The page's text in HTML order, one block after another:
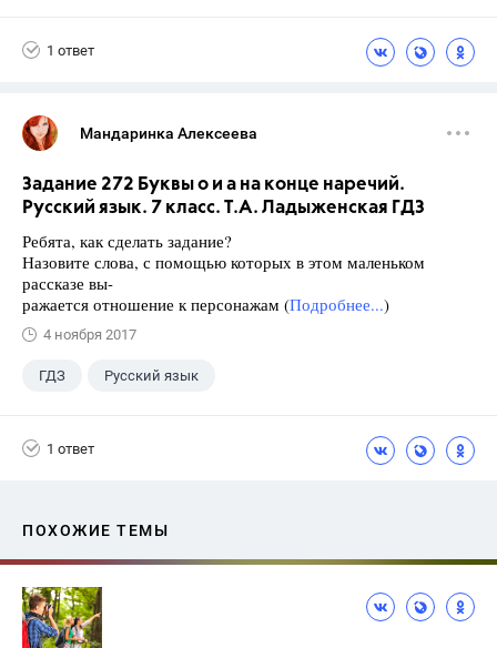
1 ответ
Мандаринка Алексеева
Задание 272 Буквы о и а на конце наречий.
Русский язык. 7 класс. Т.А. Ладыженская ГДЗ
Ребята, как сделать задание?
Назовите слова, с помощью которых в этом маленьком
рассказе вы-
ражается отношение к персонажам (Подробнее...)
4 ноября 2017
ГДЗ Русский язык
1 ответ
ПОХОЖИЕ ТЕМЫ